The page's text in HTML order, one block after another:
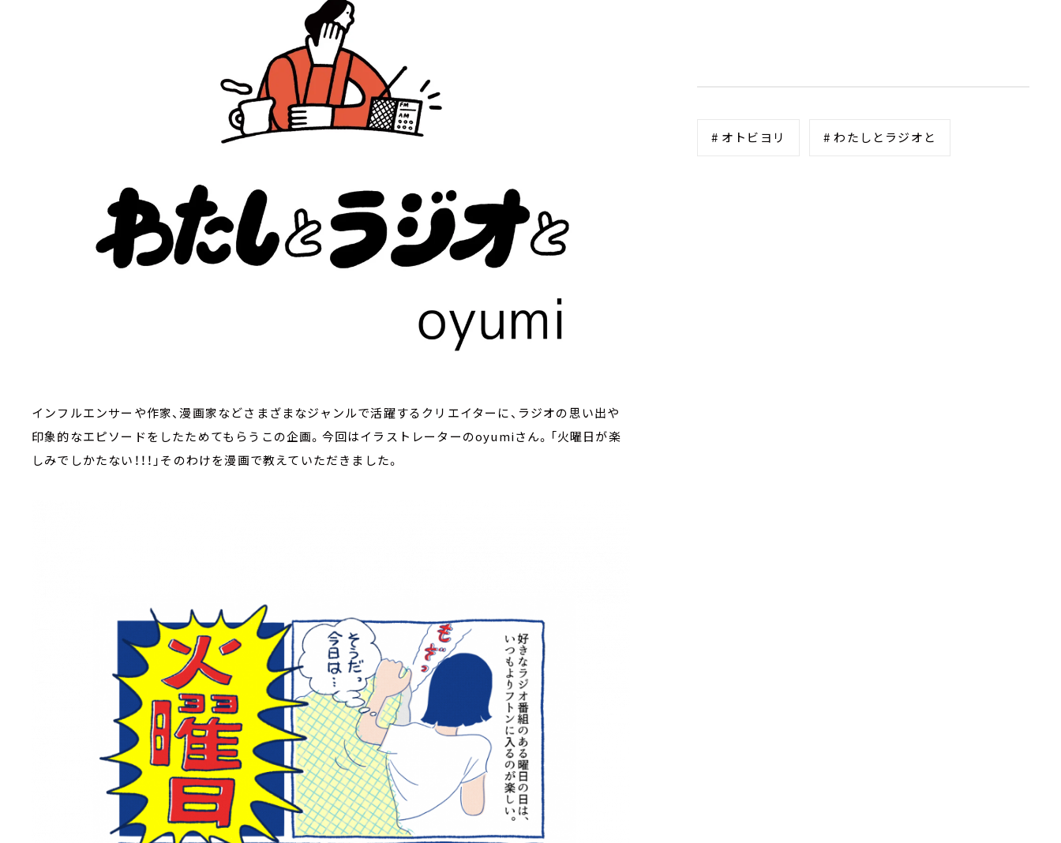
インフルエンサーや作家、漫画家などさまざまなジャンルで活躍するクリエイターに、ラジオの思い出や
印象的なエピソードをしたためてもらうこの企画。今回はイラストレーターのoyumiさん。「火曜日が楽
しみでしかたない！！！」そのわけを漫画で教えていただきました。
# オトビヨリ # わたしとラジオと